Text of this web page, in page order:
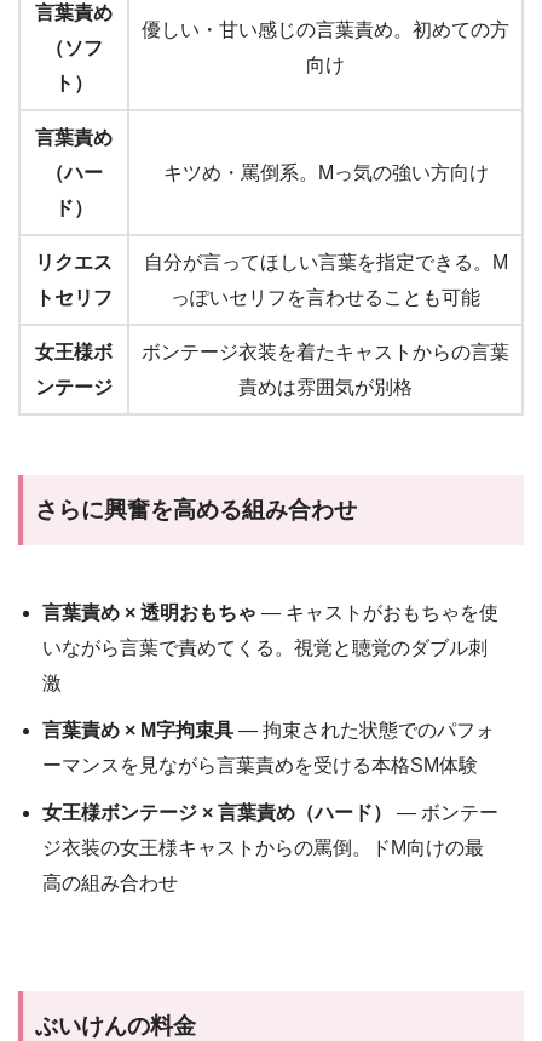
言葉責め
（ソフ
ト）
優しい・甘い感じの言葉責め。初めての方
向け
言葉責め
（ハー
ド）
キツめ・罵倒系。Mっ気の強い方向け
リクエス
トセリフ
自分が言ってほしい言葉を指定できる。M
っぽいセリフを言わせることも可能
女王様ボ
ンテージ
ボンテージ衣装を着たキャストからの言葉
責めは雰囲気が別格
さらに興奮を高める組み合わせ
言葉責め × 透明おもちゃ — キャストがおもちゃを使
いながら言葉で責めてくる。視覚と聴覚のダブル刺
激
言葉責め × M字拘束具 — 拘束された状態でのパフォ
ーマンスを見ながら言葉責めを受ける本格SM体験
女王様ボンテージ × 言葉責め（ハード）
— ボンテー
ジ衣装の女王様キャストからの罵倒。ドM向けの最
高の組み合わせ
ぶいけんの料金